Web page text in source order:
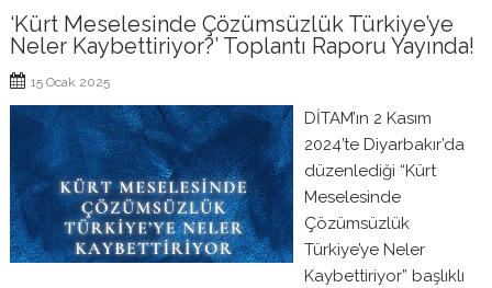
‘Kürt Meselesinde Çözümsüzlük Türkiye’ye
Neler Kaybettiriyor?’ Toplantı Raporu Yayında!
15 Ocak 2025
DİTAM’ın 2 Kasım
2024’te Diyarbakır’da
düzenlediği “Kürt
Meselesinde
Çözümsüzlük
Türkiye’ye Neler
Kaybettiriyor” başlıklı